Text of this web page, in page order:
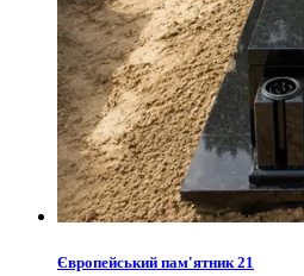
Європейський пам'ятник 21